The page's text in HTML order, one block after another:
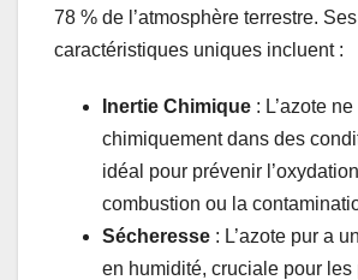
78 % de l’atmosphère terrestre. Ses
caractéristiques uniques incluent :
Inertie Chimique : L’azote
chimiquement dans des
idéal pour prévenir
combustion ou la
Sécheresse : L’azote pur a
en humidité, cruciale pour les